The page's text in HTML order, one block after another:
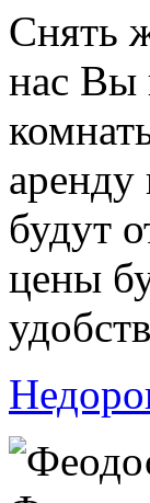
Снять
нас Вы
будут
цены